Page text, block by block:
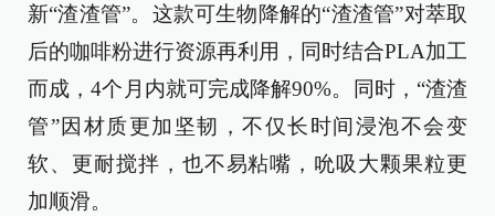
新“渣渣管”。这款可生物降解的“渣渣管”对萃取
后的咖啡粉进行资源再利用，同时结合PLA加工
而成，4个月内就可完成降解90%。同时，“渣渣
管”因材质更加坚韧，不仅长时间浸泡不会变
软、更耐搅拌，也不易粘嘴，吮吸大颗果粒更
加顺滑。